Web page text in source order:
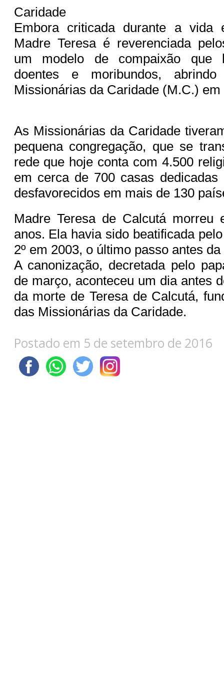
Caridade
Embora criticada durante a
Madre Teresa é reverenciada
um modelo de compaixão que
doentes e moribundos,
Missionárias da Caridade (M.C.)
As Missionárias da Caridade
pequena congregação, que se
rede que hoje conta com 4.500
em cerca de 700 casas
desfavorecidos em mais de 130
Madre Teresa de Calcutá morreu
anos. Ela havia sido beatificada
2º em 2003, o último passo antes
A canonização, decretada pelo
de março, aconteceu um dia antes
da morte de Teresa de Calcutá,
das Missionárias da Caridade.
Postado em 5 de setembro de 2016